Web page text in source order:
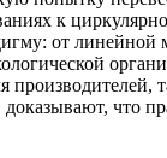
к
от линейной
что